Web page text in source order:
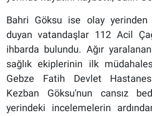
Bahri Göksu ise olay yerinden
duyan vatandaşlar 112 Acil
ihbarda bulundu. Ağır
sağlık ekiplerinin ilk
Gebze Fatih Devlet
Kezban Göksu'nun cansız
yerindeki incelemelerin